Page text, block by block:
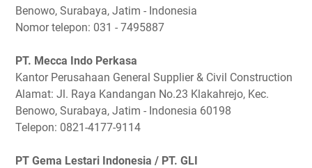
Benowo, Surabaya, Jatim - Indonesia
Nomor telepon: 031 - 7495887
PT. Mecca Indo Perkasa
Kantor Perusahaan General Supplier & Civil Construction
Alamat: Jl. Raya Kandangan No.23 Klakahrejo, Kec.
Benowo, Surabaya, Jatim - Indonesia 60198
Telepon: 0821-4177-9114
PT Gema Lestari Indonesia / PT. GLI